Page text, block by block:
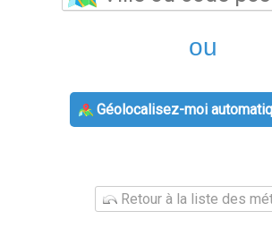
ou
Géolocalisez-moi
Retour à la liste des